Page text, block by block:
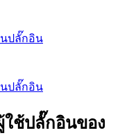
นปลั๊กอิน
นปลั๊กอิน
ช้ปลั๊กอินของ